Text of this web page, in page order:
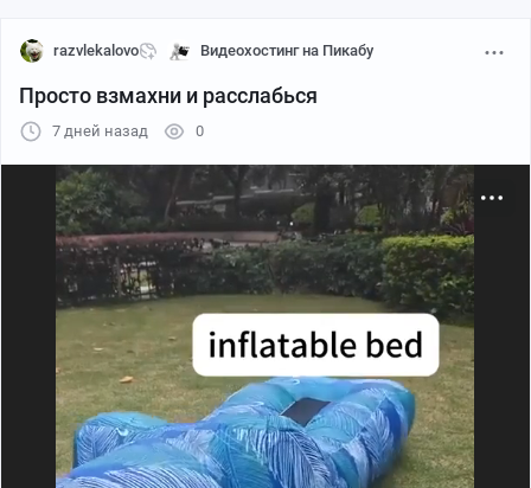
razvlekalovo Видеохостинг на Пикабу
Просто взмахни и расслабься
7 дней назад 0